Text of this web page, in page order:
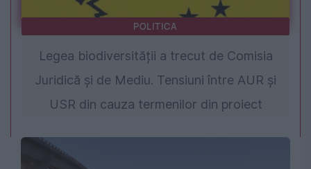
POLITICA
Legea biodiversității a trecut de Comisia
Juridică și de Mediu. Tensiuni între AUR și
USR din cauza termenilor din proiect